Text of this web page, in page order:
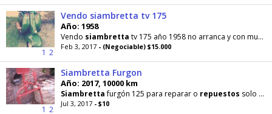
1 2
Vendo siambretta tv 175
Año: 1958
Vendo siambretta tv 175 año 1958 no arranca y con muchos
Feb 3, 2017 - (Negociable) $15.000
1 2
Siambretta Furgon
Año: 2017, 10000 km
Siambrettafurgón 125 para reparar o repuestos solo tengo fotocopia del título ,escucho oferta
Jul 3, 2017 - $10